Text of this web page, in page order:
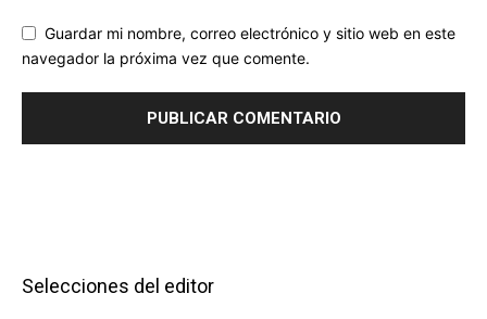
Guardar mi nombre, correo electrónico y sitio web en este
navegador la próxima vez que comente.
Selecciones del editor